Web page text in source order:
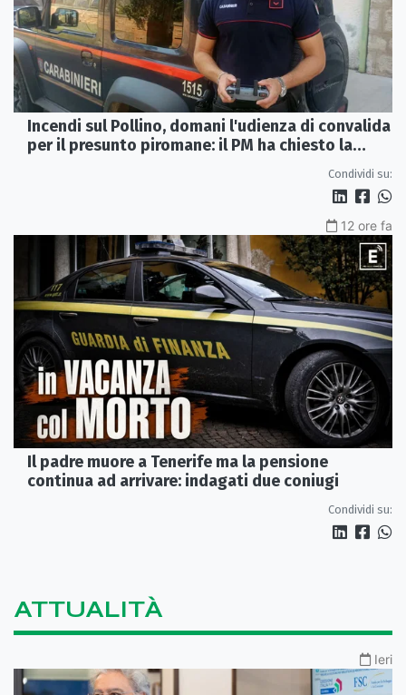
Incendi sul Pollino, domani l'udienza di convalida
per il presunto piromane: il PM ha chiesto la
Condividi su:
12 ore fa
Il padre muore a Tenerife ma la pensione
continua ad arrivare: indagati due coniugi
Condividi su:
ATTUALITÀ
Ieri